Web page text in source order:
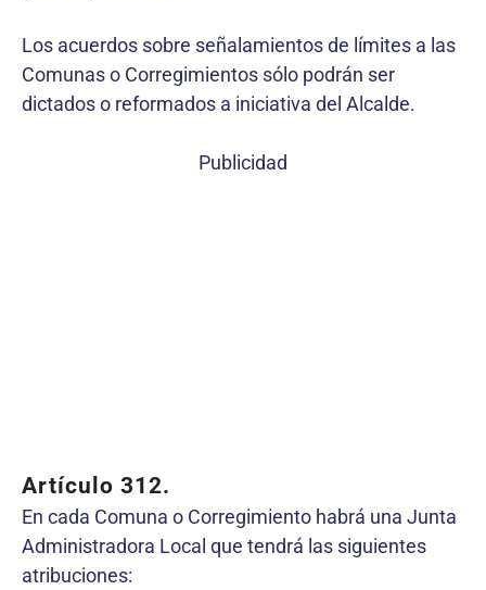
Los acuerdos sobre señalamientos de límites a las
Comunas o Corregimientos sólo podrán ser
dictados o reformados a iniciativa del Alcalde.
Publicidad
Artículo 312.
En cada Comuna o Corregimiento habrá una Junta
Administradora Local que tendrá las siguientes
atribuciones: